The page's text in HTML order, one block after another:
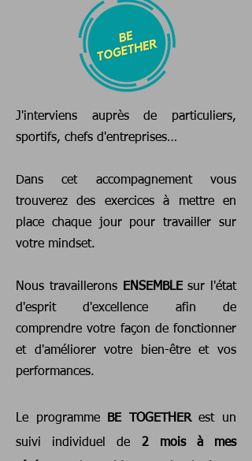
J'interviens auprès de particuliers,
sportifs, chefs d'entreprises…
Dans cet accompagnement vous
trouverez des exercices à mettre en
place chaque jour pour travailler sur
votre mindset.
Nous travaillerons ENSEMBLEsur l'état
d'esprit d'excellence afin de
comprendre votre façon de fonctionner
et d'améliorer votre bien-être et vos
performances.
Le programme BE TOGETHERest un
suivi individuel de 2 mois à mes